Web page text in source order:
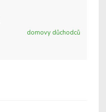
domovy důchodců